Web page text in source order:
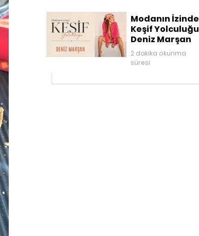
Modanın İzinde
Keşif
Deniz Marşan
2 dakika okunma
süresi